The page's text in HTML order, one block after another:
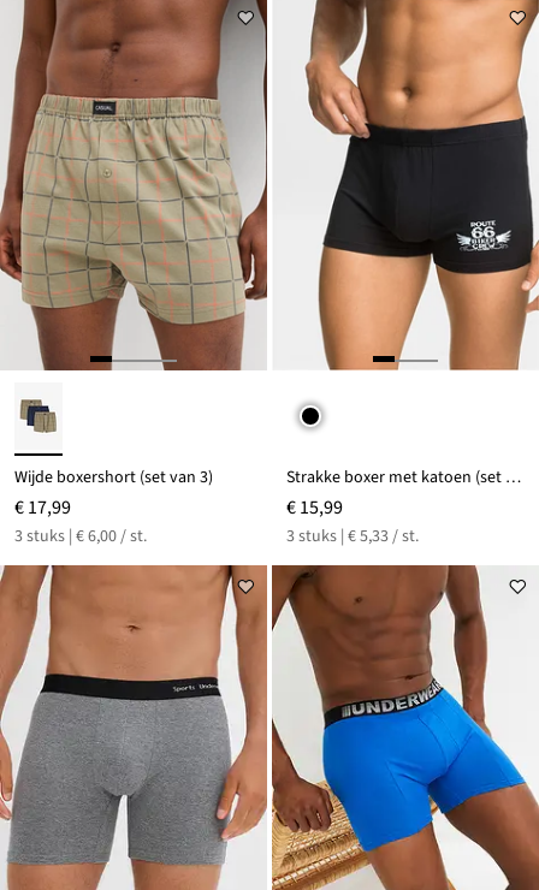
Wijde boxershort (set van 3)
€ 17,99
3 stuks | € 6,00 / st.
Strakke boxer met katoen (set van 3)
€ 15,99
3 stuks | € 5,33 / st.